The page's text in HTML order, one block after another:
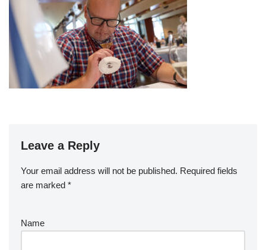
Leave a Reply
Your email address will not be published. Required fields
are marked *
Name